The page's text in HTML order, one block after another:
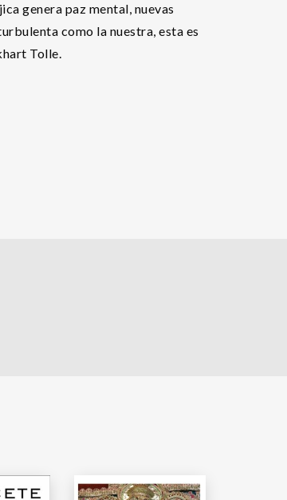
genera paz mental, nuevas
como la nuestra, esta es
Tolle.